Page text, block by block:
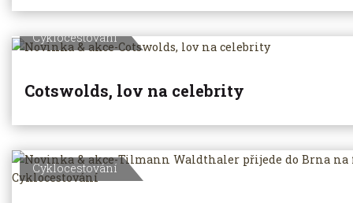
Cyklocestování
Cotswolds, lov na celebrity
Cyklocestování